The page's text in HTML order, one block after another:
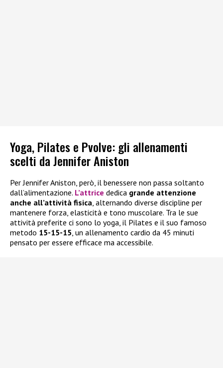
Yoga, Pilates e Pvolve: gli allenamenti
scelti da Jennifer Aniston
Per Jennifer Aniston, però, il benessere non passa soltanto
dall’alimentazione. L’attrice dedica grande attenzione
anche all’attività fisica , alternando diverse discipline per
mantenere forza, elasticità e tono muscolare. Tra le sue
attività preferite ci sono lo yoga, il Pilates e il suo famoso
metodo 15-15-15 , un allenamento cardio da 45 minuti
pensato per essere efficace ma accessibile.